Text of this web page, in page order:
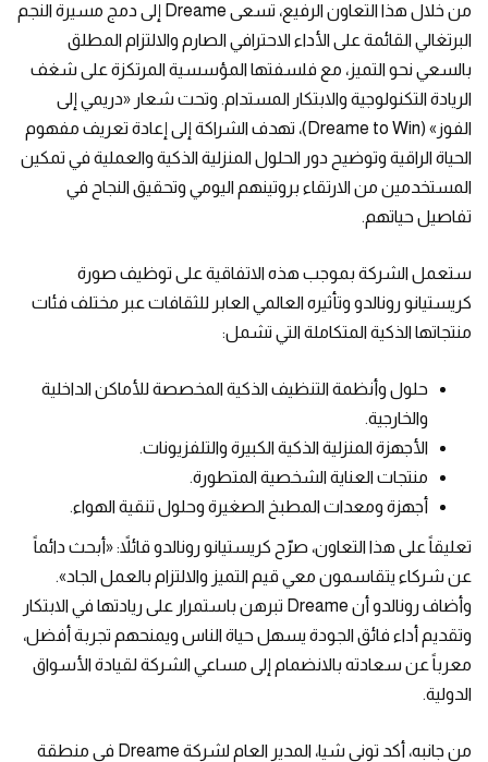
من خلال هذا التعاون الرفيع، تسعى Dreame إلى دمج مسيرة النجم
البرتغالي القائمة على الأداء الاحترافي الصارم والالتزام المطلق
بالسعي نحو التميز، مع فلسفتها المؤسسية المرتكزة على شغف
الريادة التكنولوجية والابتكار المستدام. وتحت شعار «دريمي إلى
الفوز» (Dreame to Win)، تهدف الشراكة إلى إعادة تعريف مفهوم
الحياة الراقية وتوضيح دور الحلول المنزلية الذكية والعملية في تمكين
المستخدمين من الارتقاء بروتينهم اليومي وتحقيق النجاح في
تفاصيل حياتهم.
ستعمل الشركة بموجب هذه الاتفاقية على توظيف صورة
كريستيانو رونالدو وتأثيره العالمي العابر للثقافات عبر مختلف فئات
منتجاتها الذكية المتكاملة التي تشمل:
حلول وأنظمة التنظيف الذكية المخصصة للأماكن الداخلية
والخارجية.
الأجهزة المنزلية الذكية الكبيرة والتلفزيونات.
منتجات العناية الشخصية المتطورة.
أجهزة ومعدات المطبخ الصغيرة وحلول تنقية الهواء.
تعليقاً على هذا التعاون، صرّح كريستيانو رونالدو قائلاً: «أبحث دائماً
عن شركاء يتقاسمون معي قيم التميز والالتزام بالعمل الجاد».
وأضاف رونالدو أن Dreame تبرهن باستمرار على ريادتها في الابتكار
وتقديم أداء فائق الجودة يسهل حياة الناس ويمنحهم تجربة أفضل،
معرباً عن سعادته بالانضمام إلى مساعي الشركة لقيادة الأسواق
الدولية.
من جانبه، أكد توني شيا، المدير العام لشركة Dreame في منطقة